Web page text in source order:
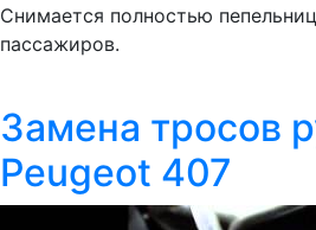
Снимается полностью
пассажиров.
Замена тросов
Peugeot 407